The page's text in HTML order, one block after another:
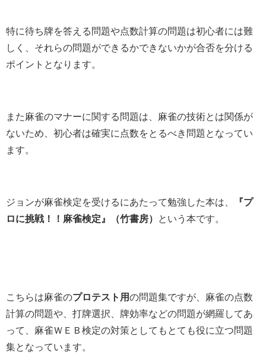
特に待ち牌を答える問題や点数計算の問題は初心者には難
しく、それらの問題ができるかできないかが合否を分ける
ポイントとなります。
また麻雀のマナーに関する問題は、麻雀の技術とは関係が
ないため、初心者は確実に点数をとるべき問題となってい
ます。
ジョンが麻雀検定を受けるにあたって勉強した本は、
『プ
ロに挑戦！！麻雀検定』（竹書房）
という本です。
こちらは麻雀のプロテスト用の問題集ですが、麻雀の点数
計算の問題や、打牌選択、牌効率などの問題が網羅してあ
って、麻雀ＷＥＢ検定の対策としてもとても役に立つ問題
集となっています。